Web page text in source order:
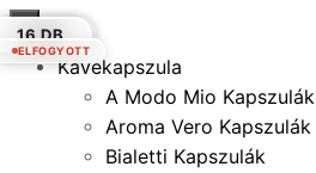
×
Kávékapszula
A Modo Mio Kapszulák
Aroma Vero Kapszulák
Bialetti Kapszulák
50 DB.
30 DB.
12 DB.
12 DB.
12 DB.
ELFOGYOTT
12 DB.
16 DB.
ELFOGYOTT